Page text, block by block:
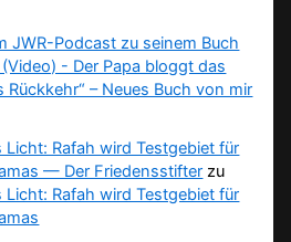
JWR-Podcast zu seinem Buch
- Der Papa bloggt das
Rückkehr“ – Neues Buch von mir
Licht: Rafah wird Testgebiet für
— Der Friedensstifter zu
Licht: Rafah wird Testgebiet für